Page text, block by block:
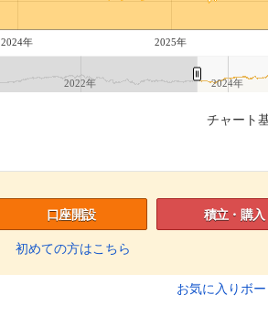
2024年 2025年
2022年 2024年
チャート
口座開設
初めての方はこちら
積立・購入
お気に入りボ